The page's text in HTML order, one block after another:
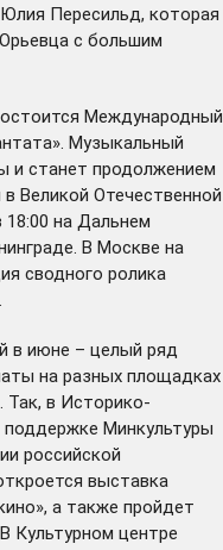
Пересильд, которая
с большим
Международный
Музыкальный
и станет продолжением
Великой Отечественной
18:00 на Дальнем
В Москве на
сводного ролика
в июне – целый ряд
на разных площадках
Так, в Историко-
Минкультуры
российской
выставка
а также пройдет
Культурном центре